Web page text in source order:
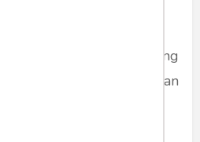
dari kapas tebal yang
tekstur halus. Jadi Bahan
dari tali berumbai.
saluran berbentuk